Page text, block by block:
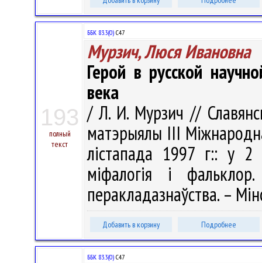
193
полный
текст
ББК 83.3(0) С47
Мурзич, Люся Ивановна
Герой в русской
века
/ Л. И. Мурзич //
матэрыялы III
лістапада 1997 г:: у 2
міфалогія і
перакладазнаўства. –
Добавить в корзину Подробнее
ББК 83.3(0) С47